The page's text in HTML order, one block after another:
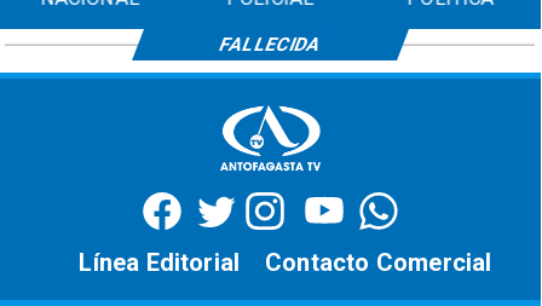
FALLECIDA
Contacto Comercial
Línea Editorial